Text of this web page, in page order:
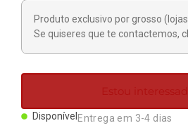
Ímanes
Produto exclusivo por grosso
Se quiseres que te contactemos,
Estou
Disponível Entrega em 3-4 dias